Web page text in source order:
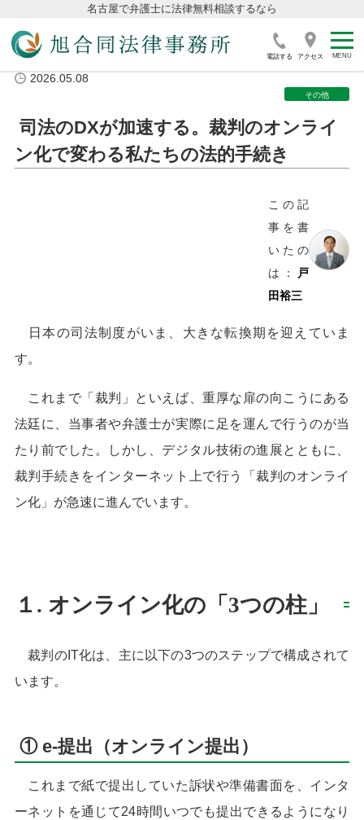
名古屋で弁護士に法律無料相談するなら
電話する アクセス
2026.05.08
その他
司法のDXが加速する。裁判のオンライ
ン化で変わる私たちの法的手続き
この記
事を書
いたの
は：
戸
田裕三
日本の司法制度がいま、大きな転換期を迎えていま
す。
これまで「裁判」といえば、重厚な扉の向こうにある
法廷に、当事者や弁護士が実際に足を運んで行うのが当
たり前でした。しかし、デジタル技術の進展とともに、
裁判手続きをインターネット上で行う「裁判のオンライ
ン化」が急速に進んでいます。
１. オンライン化の「3つの柱」
裁判のIT化は、主に以下の3つのステップで構成されて
います。
① e-提出（オンライン提出）
これまで紙で提出していた訴状や準備書面を、インタ
ーネットを通じて24時間いつでも提出できるようになり